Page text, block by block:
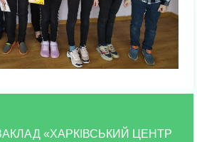
«ХАРКІВСЬКИЙ ЦЕНТР